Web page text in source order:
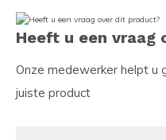
Heeft u een vraag
Onze medewerker helpt u
juiste product